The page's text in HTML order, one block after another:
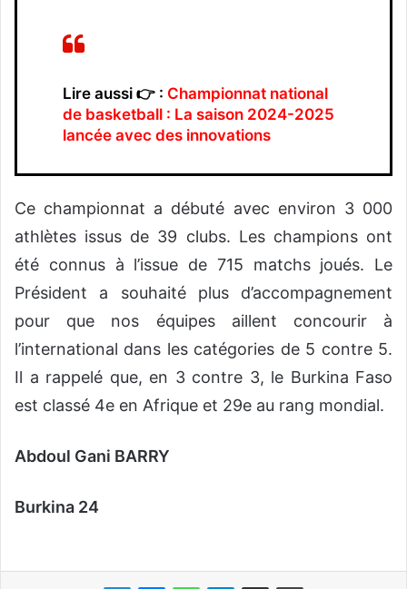
Lire aussi 👉 : Championnat national
de basketball : La saison 2024-2025
lancée avec des innovations
Ce championnat a débuté avec environ 3 000
athlètes issus de 39 clubs. Les champions ont
été connus à l’issue de 715 matchs joués. Le
Président a souhaité plus d’accompagnement
pour que nos équipes aillent concourir à
l’international dans les catégories de 5 contre 5.
Il a rappelé que, en 3 contre 3, le Burkina Faso
est classé 4e en Afrique et 29e au rang mondial.
Abdoul Gani BARRY
Burkina 24